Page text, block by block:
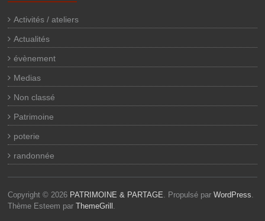
Activités / ateliers
Actualités
évènement
Medias
Non classé
Patrimoine
poterie
randonnée
Copyright © 2026 PATRIMOINE & PARTAGE. Propulsé parWordPress.
Thème Esteem parThemeGrill .